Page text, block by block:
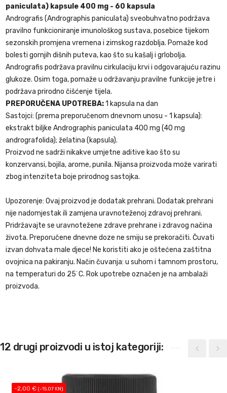
paniculata) kapsule 400 mg - 60 kapsula
Andrografis (Andrographis paniculata) sveobuhvatno podržava
pravilno funkcioniranje imunološkog sustava, posebice tijekom
sezonskih promjena vremena i zimskog razdoblja. Pomaže kod
bolesti gornjih dišnih puteva, kao što su kašalj i grlobolja.
Andrografis podržava pravilnu cirkulaciju krvi i odgovarajuću razinu
glukoze. Osim toga, pomaže u održavanju pravilne funkcije jetre i
podržava prirodno čišćenje tijela.
PREPORUČENA UPOTREBA:1 kapsula na dan
Sastojci: (prema preporučenom dnevnom unosu - 1 kapsula):
ekstrakt biljke Andrographis paniculata 400 mg (40 mg
andrografolida); želatina (kapsula).
Proizvod ne sadrži nikakve umjetne aditive kao što su
konzervansi, bojila, arome, punila. Nijansa proizvoda može varirati
zbog intenziteta boje prirodnog sastojka.
Upozorenje: Ovaj proizvod je dodatak prehrani. Dodatak prehrani
nije nadomjestak ili zamjena uravnoteženoj zdravoj prehrani.
Pridržavajte se uravnotežene zdrave prehrane i zdravog načina
života. Preporučene dnevne doze ne smiju se prekoračiti. Čuvati
izvan dohvata male djece! Ne koristiti ako je oštećena zaštitna
ovojnica na pakiranju. Način čuvanja: u suhom i tamnom prostoru,
na temperaturi do 25˙C. Rok upotrebe označen je na ambalaži
proizvoda.
12 drugi proizvodi u istoj kategoriji:
-2,00 € (-15.07 KN)